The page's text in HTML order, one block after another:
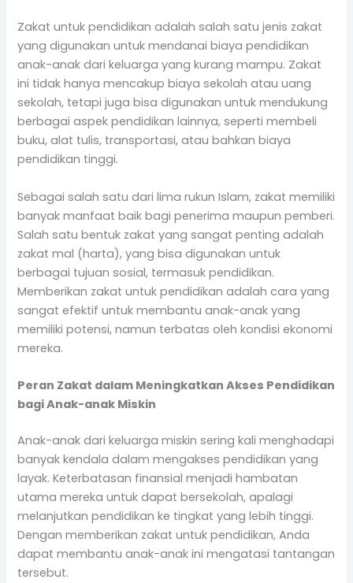
Zakat untuk pendidikan adalah salah satu jenis zakat
yang digunakan untuk mendanai biaya pendidikan
anak-anak dari keluarga yang kurang mampu. Zakat
ini tidak hanya mencakup biaya sekolah atau uang
sekolah, tetapi juga bisa digunakan untuk mendukung
berbagai aspek pendidikan lainnya, seperti membeli
buku, alat tulis, transportasi, atau bahkan biaya
pendidikan tinggi.
Sebagai salah satu dari lima rukun Islam, zakat memiliki
banyak manfaat baik bagi penerima maupun pemberi.
Salah satu bentuk zakat yang sangat penting adalah
zakat mal (harta), yang bisa digunakan untuk
berbagai tujuan sosial, termasuk pendidikan.
Memberikan zakat untuk pendidikan adalah cara yang
sangat efektif untuk membantu anak-anak yang
memiliki potensi, namun terbatas oleh kondisi ekonomi
mereka.
Peran Zakat dalam Meningkatkan Akses Pendidikan
bagi Anak-anak Miskin
Anak-anak dari keluarga miskin sering kali menghadapi
banyak kendala dalam mengakses pendidikan yang
layak. Keterbatasan finansial menjadi hambatan
utama mereka untuk dapat bersekolah, apalagi
melanjutkan pendidikan ke tingkat yang lebih tinggi.
Dengan memberikan zakat untuk pendidikan, Anda
dapat membantu anak-anak ini mengatasi tantangan
tersebut.